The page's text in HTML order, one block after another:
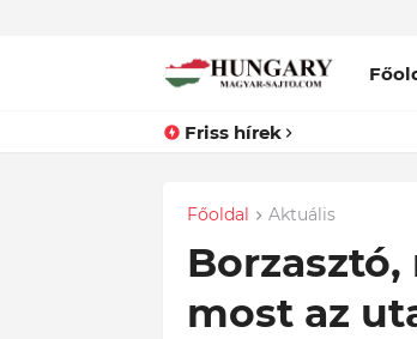
Friss hírek
Főoldal Aktuális
most az